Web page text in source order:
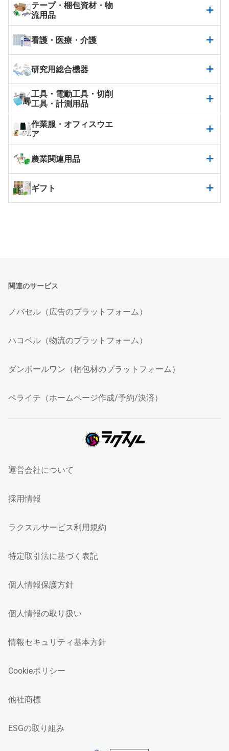
テープ・梱包資材・物
流用品
看護・医療・介護
研究用総合機器
工具・電動工具・切削
工具・計測用品
作業服・オフィスウエ
ア
農業関連用品
ギフト
関連のサービス
ノバセル（広告のプラットフォーム）
ハコベル（物流のプラットフォーム）
ダンボールワン（梱包材のプラットフォーム）
ペライチ（ホームページ作成/予約/決済）
運営会社について
採用情報
ラクスルサービス利用規約
特定取引法に基づく表記
個人情報保護方針
個人情報の取り扱い
情報セキュリティ基本方針
Cookieポリシー
他社商標
ESGの取り組み